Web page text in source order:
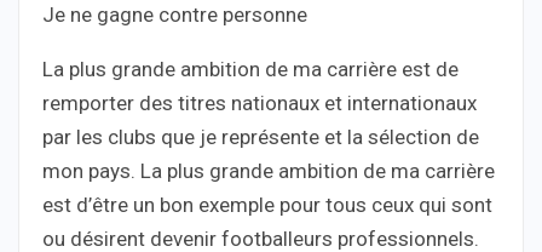
Je ne gagne contre personne
La plus grande ambition de ma carrière est de
remporter des titres nationaux et internationaux
par les clubs que je représente et la sélection de
mon pays. La plus grande ambition de ma carrière
est d’être un bon exemple pour tous ceux qui sont
ou désirent devenir footballeurs professionnels.